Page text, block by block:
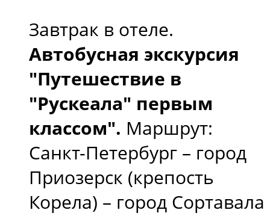
Завтрак в отеле.
Автобусная экскурсия
"Путешествие в
"Рускеала" первым
классом". Маршрут:
Санкт-Петербург – город
Приозерск (крепость
Корела) – город Сортавала